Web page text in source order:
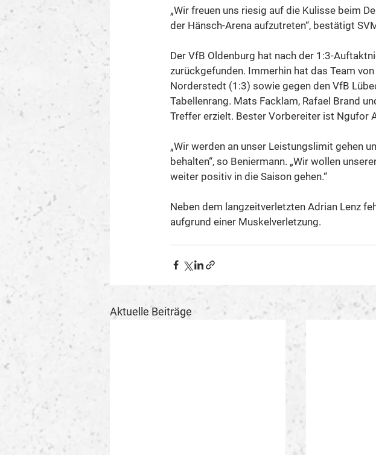
„Wir freuen uns riesig auf die Kulisse beim
der Hänsch-Arena aufzutreten“, bestätigt
Der VfB Oldenburg hat nach der 1:3-
zurückgefunden. Immerhin hat das Team
Norderstedt (1:3) sowie gegen den VfB
Tabellenrang. Mats Facklam, Rafael Brand
Treffer erzielt. Bester Vorbereiter ist Ngufor
„Wir werden an unser Leistungslimit gehen
behalten“, so Beniermann. „Wir wollen
weiter positiv in die Saison gehen.“
Neben dem langzeitverletzten Adrian Lenz
aufgrund einer Muskelverletzung.
Aktuelle Beiträge